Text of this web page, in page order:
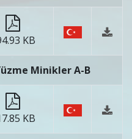
KB
Minikler A-B
KB